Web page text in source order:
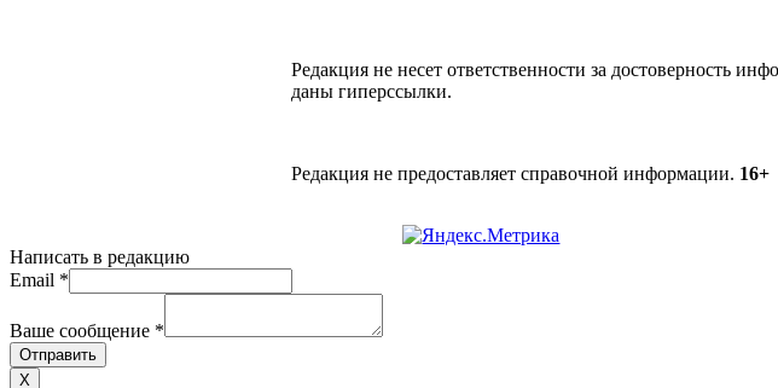
Редакция не несет ответственности за достоверность
даны гиперссылки.
Редакция не предоставляет справочной информации. 16+
Написать в редакцию
Email *
Ваше сообщение *
Отправить
X